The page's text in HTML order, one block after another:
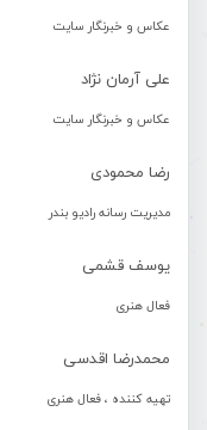
عکاس و خبرنگار سایت
علی آرمان نژاد
عکاس و خبرنگار سایت
رضا محمودی
مدیریت رسانه رادیو بندر
یوسف قشمی
فعال هنری
محمدرضا اقدسی
تهیه کننده ، فعال هنری